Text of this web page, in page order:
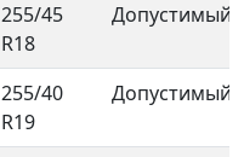
255/45
R18
Допустимый
255/40
R19
Допустимый